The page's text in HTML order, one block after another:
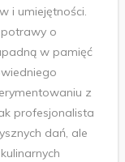
i umiejętności.
o
w pamięć
z
profesjonalista
dań, ale